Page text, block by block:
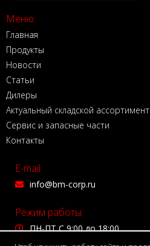
Меню:
Главная
Продукты
Новости
Статьи
Дилеры
Актуальный складской ассортимент
Сервис и запасные части
Контакты
E-mail:
info@bm-corp.ru
Режим работы:
ПН-ПТ С 9:00 до 18:00